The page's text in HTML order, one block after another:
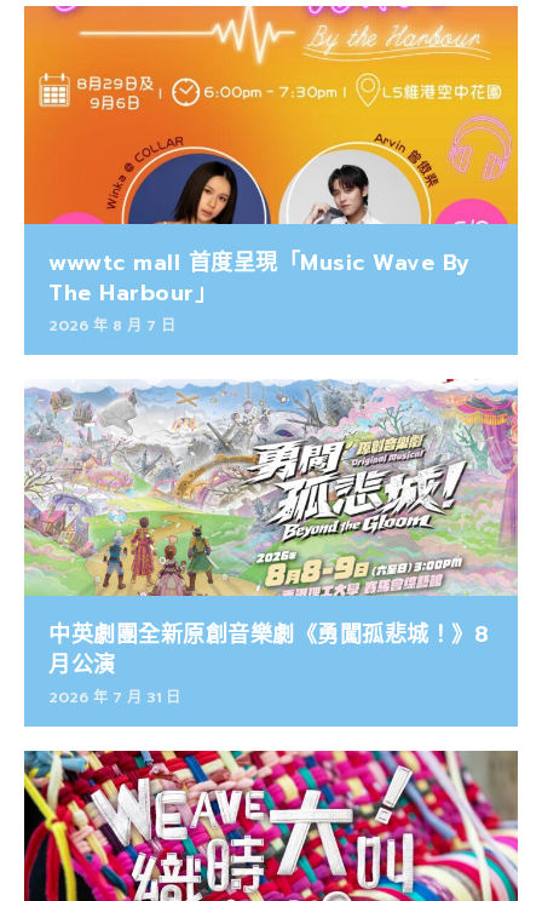
wwwtc mall 首度呈現「Music Wave By
The Harbour」
2026 年 8 月 7 日
中英劇團全新原創音樂劇《勇闖孤悲城！》8
月公演
2026 年 7 月 31 日